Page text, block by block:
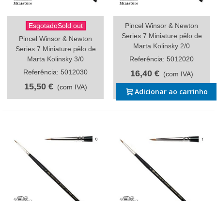
EsgotadoSold out
Pincel Winsor & Newton
Series 7 Miniature pêlo de
Marta Kolinsky 3/0
Referência: 5012030
15,50 € (com IVA)
Pincel Winsor & Newton
Series 7 Miniature pêlo de
Marta Kolinsky 2/0
Referência: 5012020
16,40 € (com IVA)
Adicionar ao carrinho